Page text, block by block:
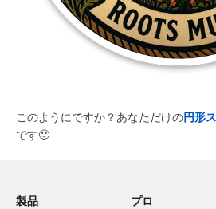
このようにですか？あなただけの円形
です🙂
製品
プロ